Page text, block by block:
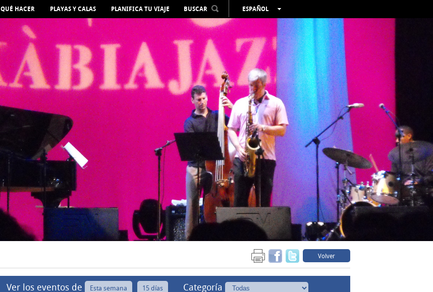
QUÉ HACER PLAYAS Y CALAS PLANIFICA TU VIAJE BUSCAR
ESPAÑOL
VALENCIÀ
ENGLISH
FRANÇAIS
DEUTSCH
РУССКИЙ
Volver
Ver los eventos de Esta semana 15 días Categoría